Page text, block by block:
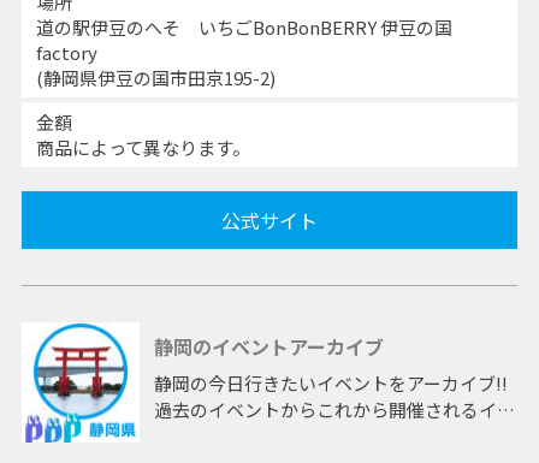
道の駅伊豆のへそ いちごBonBonBERRY 伊豆の国
factory
(静岡県伊豆の国市田京195-2)
金額
商品によって異なります。
公式サイト
静岡のイベントアーカイブ
静岡の今日行きたいイベントをアーカイブ!!
過去のイベントからこれから開催されるイベ